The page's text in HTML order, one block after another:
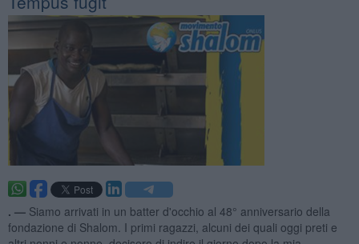
. — Siamo arrivati in un batter d'occhio al 48° anniversario della
fondazione di Shalom. I primi ragazzi, alcuni dei quali oggi preti e